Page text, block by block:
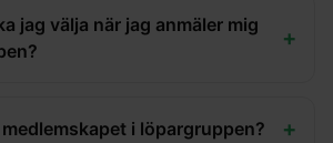
jag välja när jag anmäler mig
+
i löpargruppen? +